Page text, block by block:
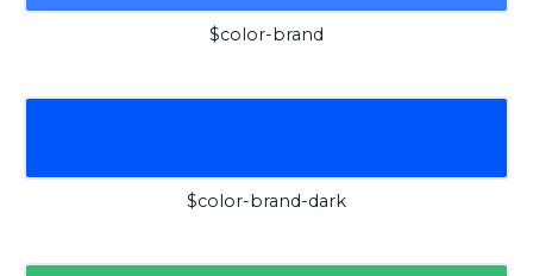
$color-brand
$color-brand-dark